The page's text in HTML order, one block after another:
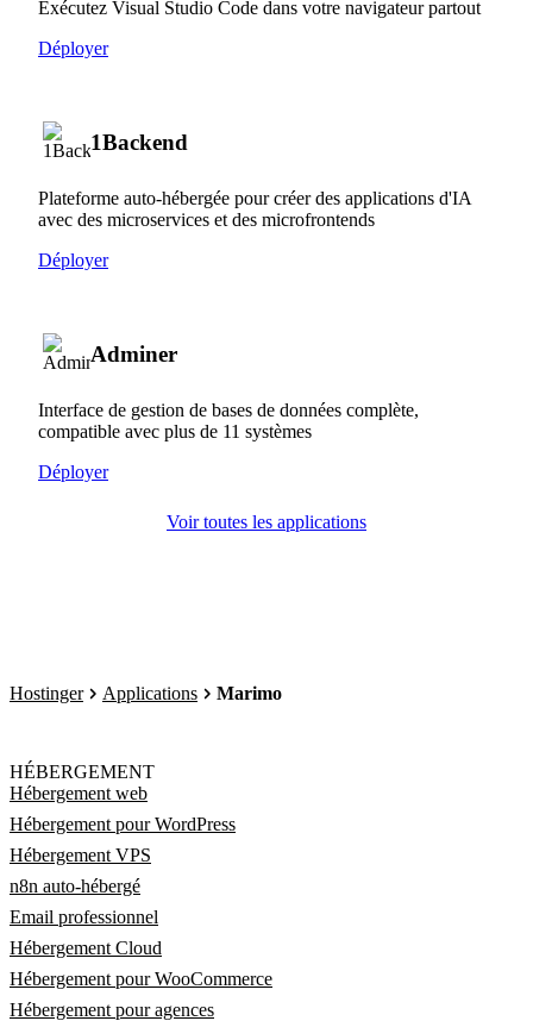
Exécutez Visual Studio Code dans votre navigateur partout
Déployer
1Backend
Plateforme auto-hébergée pour créer des applications d'IA
avec des microservices et des microfrontends
Déployer
Adminer
Interface de gestion de bases de données complète,
compatible avec plus de 11 systèmes
Déployer
Voir toutes les applications
Hostinger Applications Marimo
HÉBERGEMENT
Hébergement web
Hébergement pour WordPress
Hébergement VPS
n8n auto-hébergé
Email professionnel
Hébergement Cloud
Hébergement pour WooCommerce
Hébergement pour agences